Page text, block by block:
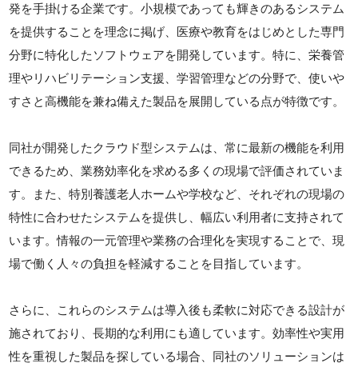
発を手掛ける企業です。小規模であっても輝きのあるシステム
を提供することを理念に掲げ、医療や教育をはじめとした専門
分野に特化したソフトウェアを開発しています。特に、栄養管
理やリハビリテーション支援、学習管理などの分野で、使いや
すさと高機能を兼ね備えた製品を展開している点が特徴です。
同社が開発したクラウド型システムは、常に最新の機能を利用
できるため、業務効率化を求める多くの現場で評価されていま
す。また、特別養護老人ホームや学校など、それぞれの現場の
特性に合わせたシステムを提供し、幅広い利用者に支持されて
います。情報の一元管理や業務の合理化を実現することで、現
場で働く人々の負担を軽減することを目指しています。
さらに、これらのシステムは導入後も柔軟に対応できる設計が
施されており、長期的な利用にも適しています。効率性や実用
性を重視した製品を探している場合、同社のソリューションは